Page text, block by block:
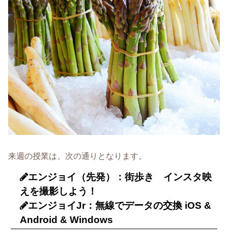
来週の授業は、次の通りとなります。
エンジョイ（先発）：街歩き インスタ映
えを撮影しよう！
エンジョイJr：無線でデータの交換 iOS &
Android & Windows